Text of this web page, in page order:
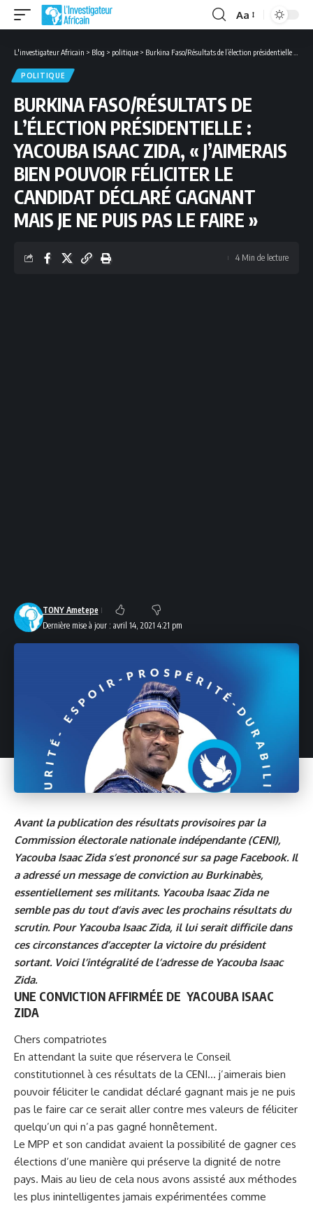
Font
Aa
L'investigateur Africain > Blog > politique > Burkina Faso/Résultats de l’élection présidentielle : Yacouba Isaac Zida, « j’aimerais bien pouvoir féliciter le candidat déclaré gagnant mais je ne puis pas le faire »
POLITIQUE
BURKINA FASO/RÉSULTATS DE
L’ÉLECTION PRÉSIDENTIELLE :
YACOUBA ISAAC ZIDA, « J’AIMERAIS
BIEN POUVOIR FÉLICITER LE
CANDIDAT DÉCLARÉ GAGNANT
MAIS JE NE PUIS PAS LE FAIRE »
Dernière mise à jour : avril 14, 2021 4:21 pm
TONY Ametepe
4 Min de lecture
Avant la publication des résultats provisoires par la
Commission électorale nationale indépendante (CENI),
Yacouba Isaac Zida s’est prononcé sur sa page Facebook. Il
a adressé un message de conviction au Burkinabès,
essentiellement ses militants. Yacouba Isaac Zida ne
semble pas du tout d’avis avec les prochains résultats du
scrutin. Pour Yacouba Isaac Zida, il lui serait difficile dans
ces circonstances d’accepter la victoire du président
sortant. Voici l’intégralité de l’adresse de Yacouba Isaac
Zida.
UNE CONVICTION AFFIRMÉE DE YACOUBA ISAAC
ZIDA
Chers compatriotes
En attendant la suite que réservera le Conseil
constitutionnel à ces résultats de la CENI… j’aimerais bien
pouvoir féliciter le candidat déclaré gagnant mais je ne puis
pas le faire car ce serait aller contre mes valeurs de féliciter
quelqu’un qui n’a pas gagné honnêtement.
Le MPP et son candidat avaient la possibilité de gagner ces
élections d’une manière qui préserve la dignité de notre
pays. Mais au lieu de cela nous avons assisté aux méthodes
les plus inintelligentes jamais expérimentées comme